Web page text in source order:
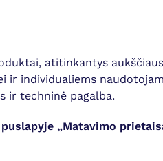
atitinkantys
ir individualiems
ir techninė pagalba.
„Matavimo